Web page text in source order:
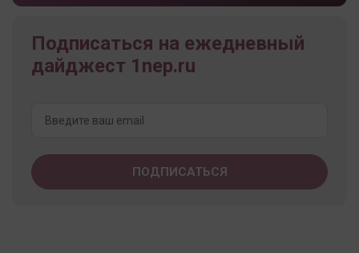
Подписаться на ежедневный
дайджест 1nep.ru